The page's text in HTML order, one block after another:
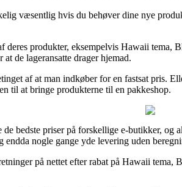
væsentlig hvis du behøver dine nye
deres produkter, eksempelvis Hawaii
de lageransatte drager hjemad.
af at man indkøber for en fastsat pris.
til at bringe produkterne til en pakkeshop.
bedste priser på forskellige e-butikker, og
nogle gange yde levering uden
på nettet efter rabat på Hawaii tema,